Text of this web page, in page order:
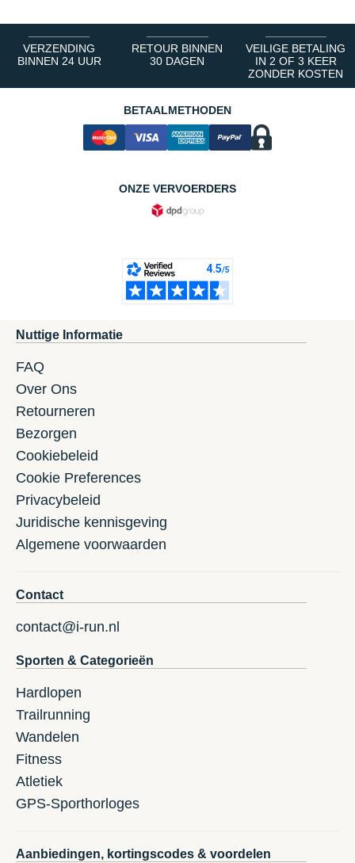
VERZENDING
BINNEN 24 UUR
RETOUR BINNEN
30 DAGEN
VEILIGE BETALING
IN 2 OF 3 KEER
ZONDER KOSTEN
BETAALMETHODEN
ONZE VERVOERDERS
Nuttige Informatie
FAQ
Over Ons
Retourneren
Bezorgen
Cookiebeleid
Cookie Preferences
Privacybeleid
Juridische kennisgeving
Algemene voorwaarden
Contact
contact@i-run.nl
Sporten & Categorieën
Hardlopen
Trailrunning
Wandelen
Fitness
Atletiek
GPS-Sporthorloges
Aanbiedingen, kortingscodes & voordelen